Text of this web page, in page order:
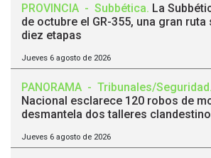
PROVINCIA - Subbética. La
de octubre el GR-355, una gran
diez etapas
Jueves 6 agosto de 2026
PANORAMA - Tribunales/Seguridad.
Nacional esclarece 120 robos de
desmantela dos talleres
Jueves 6 agosto de 2026